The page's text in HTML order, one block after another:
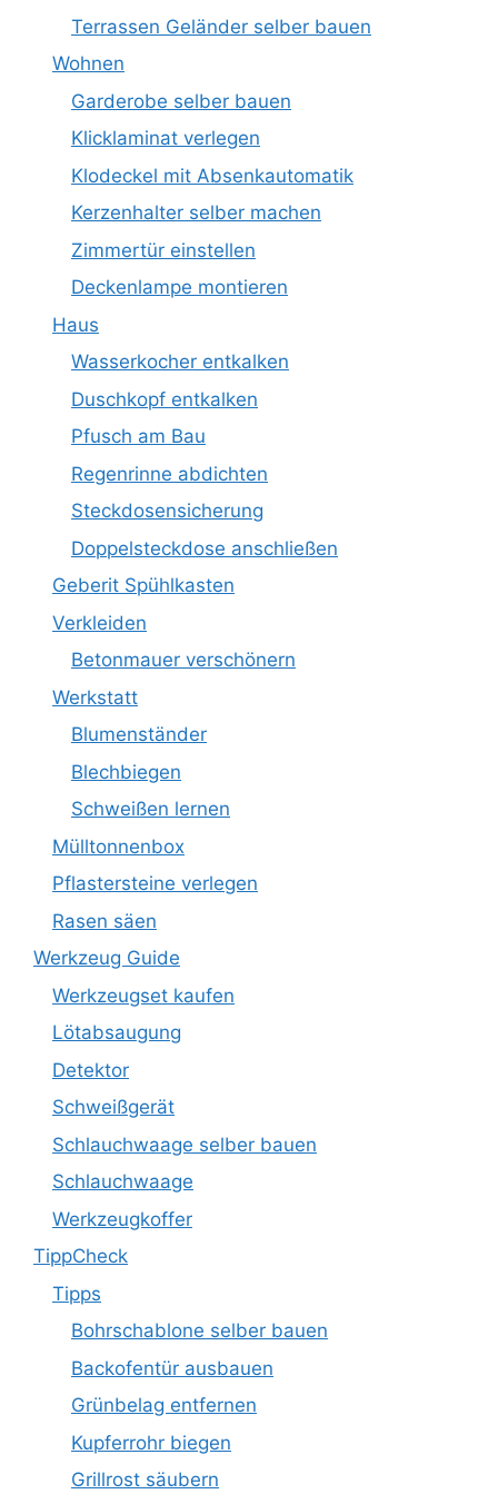
Terrassen Geländer selber bauen
Wohnen
Garderobe selber bauen
Klicklaminat verlegen
Klodeckel mit Absenkautomatik
Kerzenhalter selber machen
Zimmertür einstellen
Deckenlampe montieren
Haus
Wasserkocher entkalken
Duschkopf entkalken
Pfusch am Bau
Regenrinne abdichten
Steckdosensicherung
Doppelsteckdose anschließen
Geberit Spühlkasten
Verkleiden
Betonmauer verschönern
Werkstatt
Blumenständer
Blechbiegen
Schweißen lernen
Mülltonnenbox
Pflastersteine verlegen
Rasen säen
Werkzeug Guide
Werkzeugset kaufen
Lötabsaugung
Detektor
Schweißgerät
Schlauchwaage selber bauen
Schlauchwaage
Werkzeugkoffer
TippCheck
Tipps
Bohrschablone selber bauen
Backofentür ausbauen
Grünbelag entfernen
Kupferrohr biegen
Grillrost säubern